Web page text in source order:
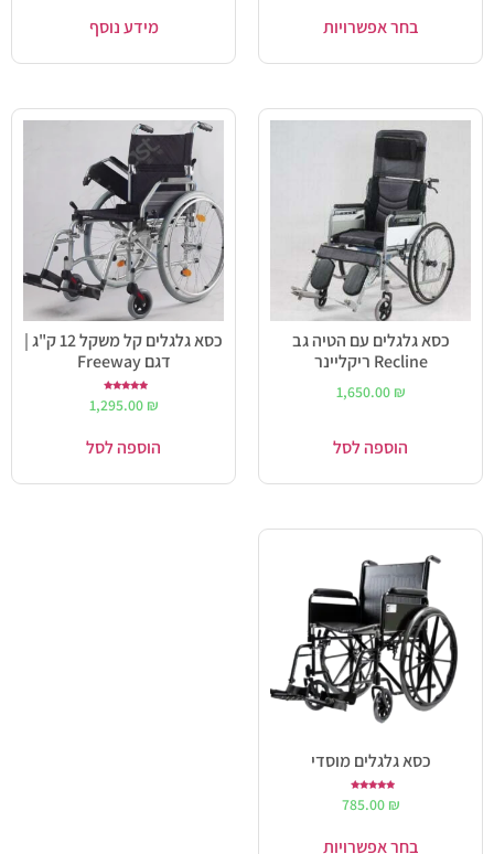
בחר אפשרויות מידע נוסף
כסא גלגלים עם הטיה גב
Recline ריקליינר
1,650.00 ₪
הוספה לסל
כסא גלגלים קל משקל 12 ק"ג |
דגם Freeway
5.00
1,295.00 ₪
הוספה לסל
כסא גלגלים מוסדי
5.00
785.00 ₪
בחר אפשרויות